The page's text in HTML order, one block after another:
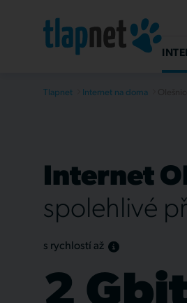
Tlapnet Internet na doma
Internet
spolehlivé
s rychlostí až